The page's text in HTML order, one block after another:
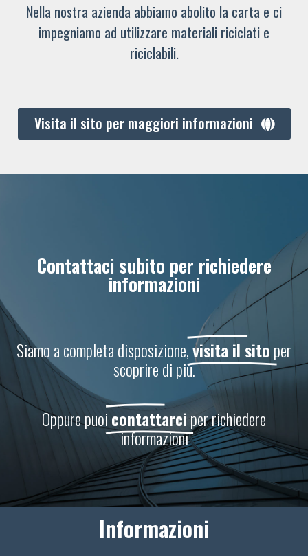
Nella nostra azienda abbiamo abolito la carta e ci
impegniamo ad utilizzare materiali riciclati e
riciclabili.
Visita il sito per maggiori informazioni
Contattaci subito per richiedere
informazioni
Siamo a completa disposizione,visita il sitoper
scoprire di più.
Oppure puoicontattarciper richiedere
informazioni
Informazioni